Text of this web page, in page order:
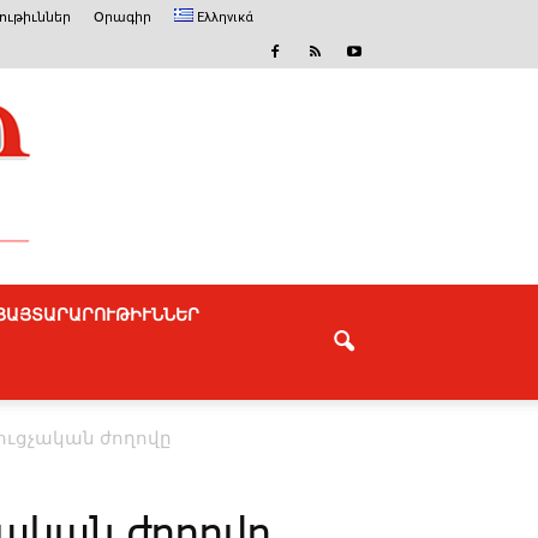
Օրագիր Ελληνικά
ժո­ղո­վը